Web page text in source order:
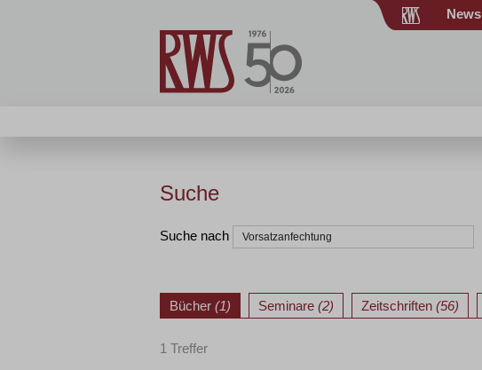
News
Suche
Suche nach
Bücher (1) Seminare (2) Zeitschriften (56)
1 Treffer